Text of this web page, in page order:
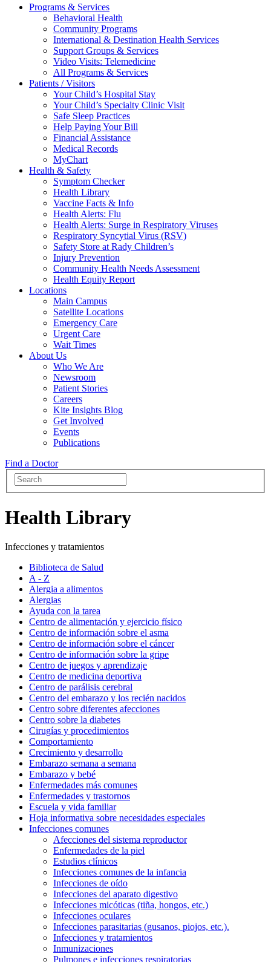
Programs & Services
Behavioral Health
Community Programs
International & Destination Health Services
Support Groups & Services
Video Visits: Telemedicine
All Programs & Services
Patients / Visitors
Your Child’s Hospital Stay
Your Child’s Specialty Clinic Visit
Safe Sleep Practices
Help Paying Your Bill
Financial Assistance
Medical Records
MyChart
Health & Safety
Symptom Checker
Health Library
Vaccine Facts & Info
Health Alerts: Flu
Health Alerts: Surge in Respiratory Viruses
Respiratory Syncytial Virus (RSV)
Safety Store at Rady Children’s
Injury Prevention
Community Health Needs Assessment
Health Equity Report
Locations
Main Campus
Satellite Locations
Emergency Care
Urgent Care
Wait Times
About Us
Who We Are
Newsroom
Patient Stories
Careers
Kite Insights Blog
Get Involved
Events
Publications
Find a Doctor
Health Library
Infecciones y tratamientos
Biblioteca de Salud
A - Z
Alergia a alimentos
Alergias
Ayuda con la tarea
Centro de alimentación y ejercicio físico
Centro de información sobre el asma
Centro de información sobre el cáncer
Centro de información sobre la gripe
Centro de juegos y aprendizaje
Centro de medicina deportiva
Centro de parálisis cerebral
Centro del embarazo y los recién nacidos
Centro sobre diferentes afecciones
Centro sobre la diabetes
Cirugías y procedimientos
Comportamiento
Crecimiento y desarrollo
Embarazo semana a semana
Embarazo y bebé
Enfermedades más comunes
Enfermedades y trastornos
Escuela y vida familiar
Hoja informativa sobre necesidades especiales
Infecciones comunes
Afecciones del sistema reproductor
Enfermedades de la piel
Estudios clínicos
Infecciones comunes de la infancia
Infecciones de oído
Infecciones del aparato digestivo
Infecciones micóticas (tiña, hongos, etc.)
Infecciones oculares
Infecciones parasitarias (gusanos, piojos, etc.).
Infecciones y tratamientos
Inmunizaciones
Pulmones e infecciones respiratorias